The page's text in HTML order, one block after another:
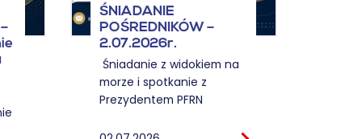
ŚNIADANIE
POŚREDNIKÓW –
2.07.2026r.
Śniadanie z widokiem na
morze i spotkanie z
Prezydentem PFRN